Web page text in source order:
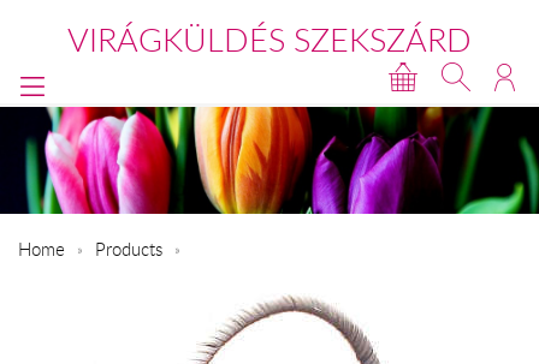
VIRÁGKÜLDÉS SZEKSZÁRD
Home Products